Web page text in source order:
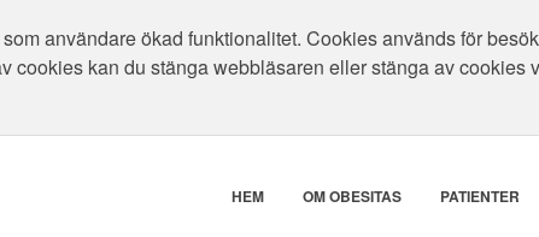
användare ökad funktionalitet. Cookies används för
cookies kan du stänga webbläsaren eller stänga av cookies
HEM OM OBESITAS PATIENTER